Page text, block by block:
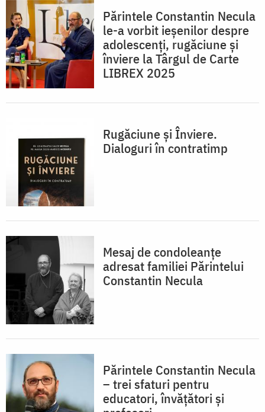
Părintele Constantin Necula
le-a vorbit ieșenilor despre
adolescenți, rugăciune și
înviere la Târgul de Carte
LIBREX 2025
Rugăciune și Înviere.
Dialoguri în contratimp
Mesaj de condoleanțe
adresat familiei Părintelui
Constantin Necula
Părintele Constantin Necula
– trei sfaturi pentru
educatori, învățători și